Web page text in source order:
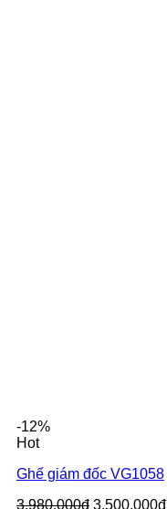
-12%
Hot
Ghế giám đốc VG1058
3.980.000đ 3.500.000đ